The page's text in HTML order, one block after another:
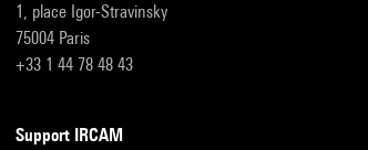
1, place Igor-Stravinsky
75004 Paris
+33 1 44 78 48 43
Support IRCAM